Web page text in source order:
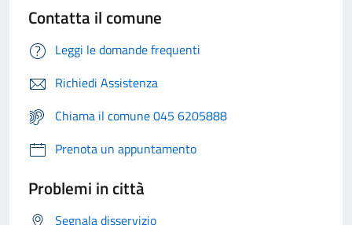
Contatta il comune
Leggi le domande frequenti
Richiedi Assistenza
Chiama il comune 045 6205888
Prenota un appuntamento
Problemi in città
Segnala disservizio